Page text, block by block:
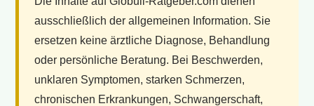
ausschließlich der allgemeinen Information. Sie
ersetzen keine ärztliche Diagnose, Behandlung
oder persönliche Beratung. Bei Beschwerden,
unklaren Symptomen, starken Schmerzen,
chronischen Erkrankungen, Schwangerschaft,